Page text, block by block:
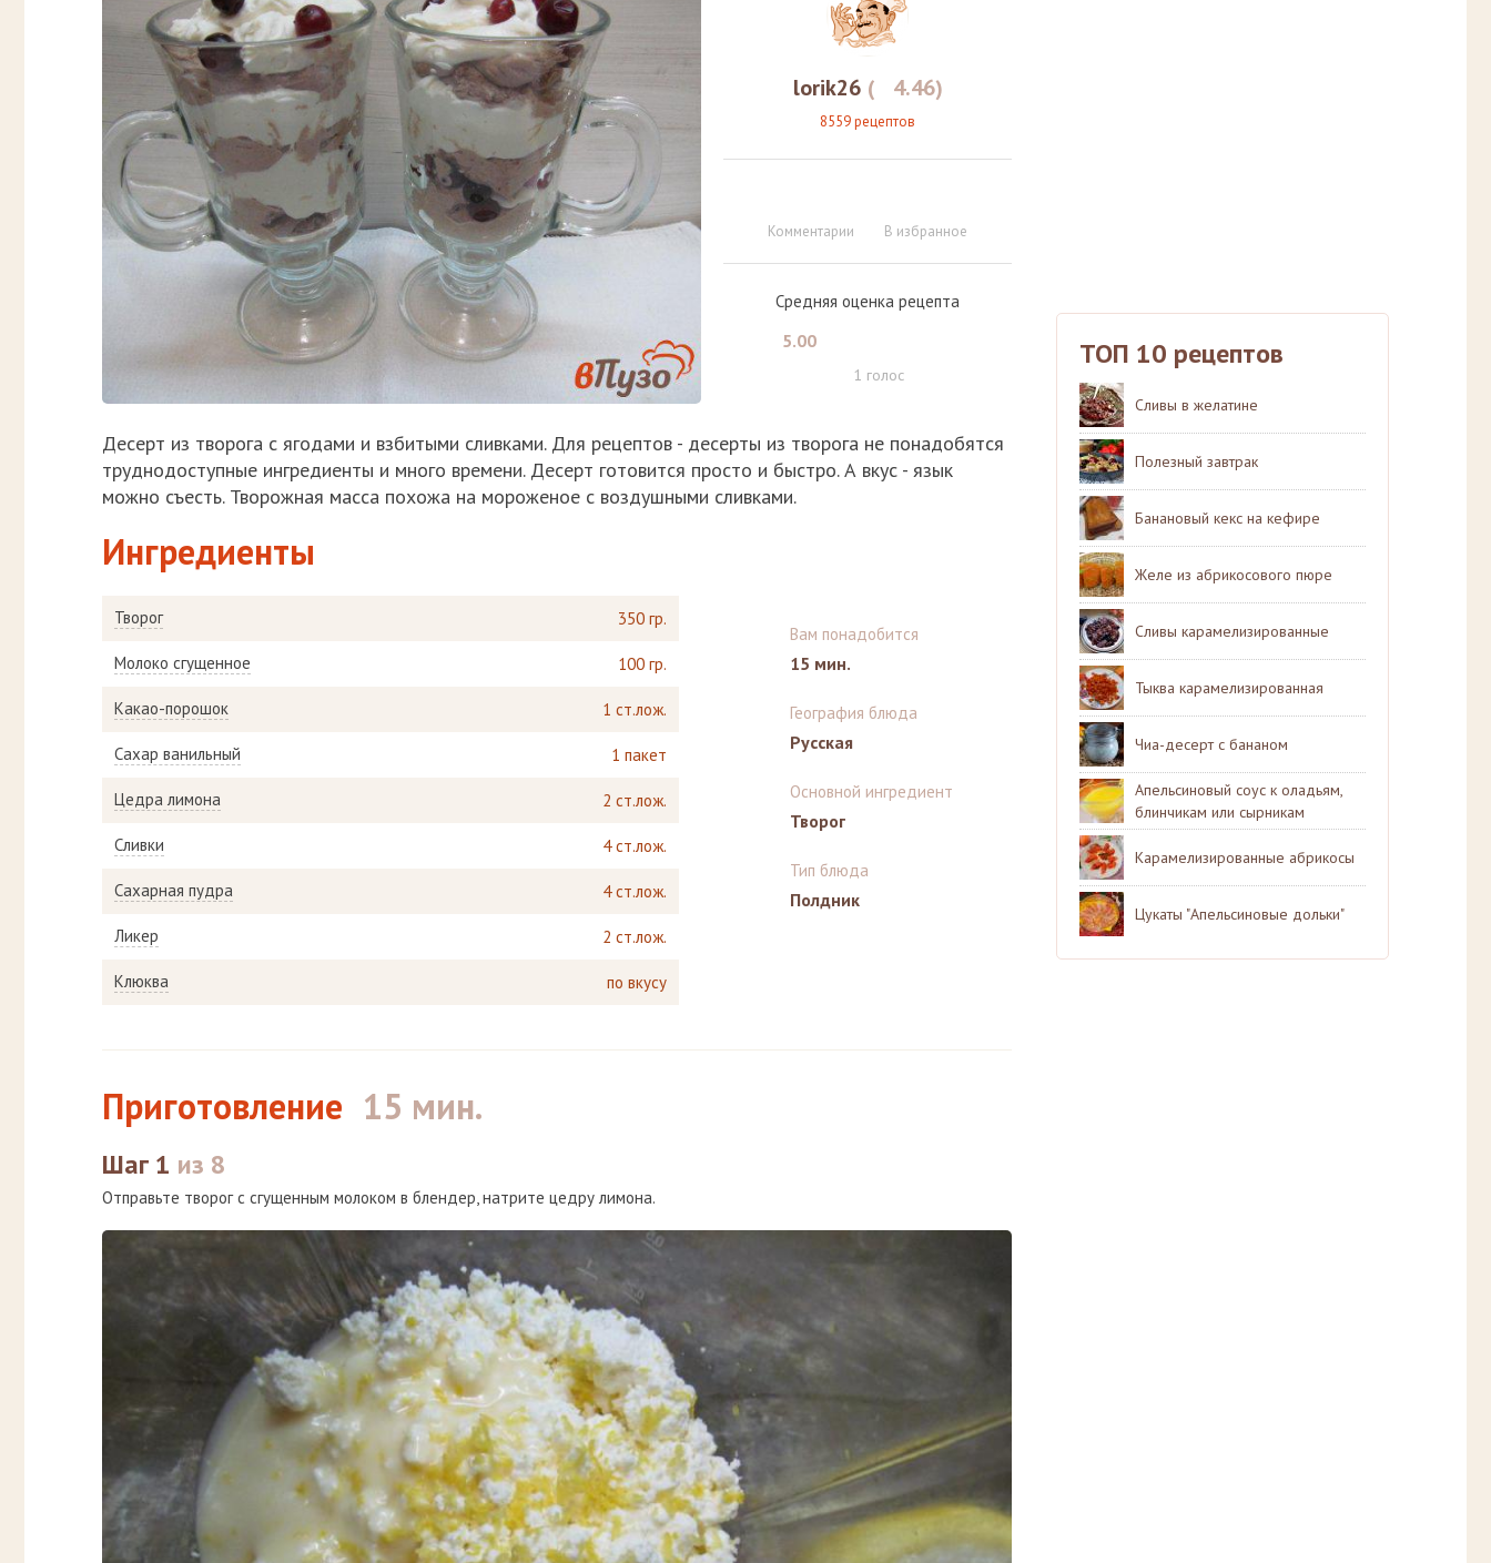
lorik26 ( 4.46)
8559 рецептов
Комментарии В избранное
Средняя оценка рецепта
5.00
1 голос
Десерт из творога с ягодами и взбитыми сливками. Для рецептов - десерты из творога не понадобятся
труднодоступные ингредиенты и много времени. Десерт готовится просто и быстро. А вкус - язык
можно съесть. Творожная масса похожа на мороженое с воздушными сливками.
Ингредиенты
Творог 350 гр.
Молоко сгущенное 100 гр.
Какао-порошок 1 ст.лож.
Сахар ванильный 1 пакет
Цедра лимона 2 ст.лож.
Сливки 4 ст.лож.
Сахарная пудра 4 ст.лож.
Ликер 2 ст.лож.
Клюква по вкусу
Вам понадобится
15 мин.
География блюда
Русская
Основной ингредиент
Творог
Тип блюда
Полдник
Приготовление 15 мин.
Шаг 1 из 8
Отправьте творог с сгущенным молоком в блендер, натрите цедру лимона.
ТОП 10 рецептов
Сливы в желатине
Полезный завтрак
Банановый кекс на кефире
Желе из абрикосового пюре
Сливы карамелизированные
Тыква карамелизированная
Чиа-десерт с бананом
Апельсиновый соус к оладьям,
блинчикам или сырникам
Карамелизированные абрикосы
Цукаты "Апельсиновые дольки"